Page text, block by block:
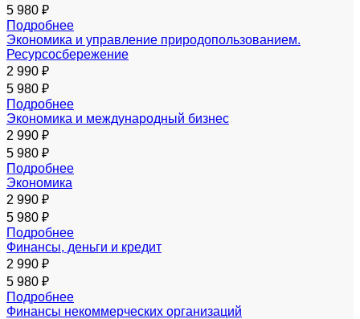
5 980 ₽
Подробнее
Экономика и управление природопользованием.
Ресурсосбережение
2 990 ₽
5 980 ₽
Подробнее
Экономика и международный бизнес
2 990 ₽
5 980 ₽
Подробнее
Экономика
2 990 ₽
5 980 ₽
Подробнее
Финансы, деньги и кредит
2 990 ₽
5 980 ₽
Подробнее
Финансы некоммерческих организаций